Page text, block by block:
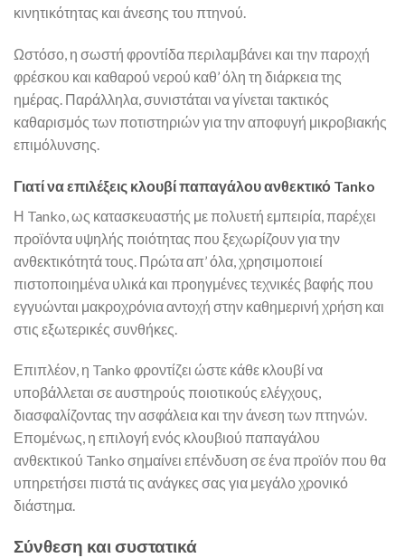
κινητικότητας και άνεσης του πτηνού.
Ωστόσο, η σωστή φροντίδα περιλαμβάνει και την παροχή
φρέσκου και καθαρού νερού καθ’ όλη τη διάρκεια της
ημέρας. Παράλληλα, συνιστάται να γίνεται τακτικός
καθαρισμός των ποτιστηριών για την αποφυγή μικροβιακής
επιμόλυνσης.
Γιατί να επιλέξεις κλουβί παπαγάλου ανθεκτικό Tanko
Η Tanko, ως κατασκευαστής με πολυετή εμπειρία, παρέχει
προϊόντα υψηλής ποιότητας που ξεχωρίζουν για την
ανθεκτικότητά τους. Πρώτα απ’ όλα, χρησιμοποιεί
πιστοποιημένα υλικά και προηγμένες τεχνικές βαφής που
εγγυώνται μακροχρόνια αντοχή στην καθημερινή χρήση και
στις εξωτερικές συνθήκες.
Επιπλέον, η Tanko φροντίζει ώστε κάθε κλουβί να
υποβάλλεται σε αυστηρούς ποιοτικούς ελέγχους,
διασφαλίζοντας την ασφάλεια και την άνεση των πτηνών.
Επομένως, η επιλογή ενός κλουβιού παπαγάλου
ανθεκτικού Tanko σημαίνει επένδυση σε ένα προϊόν που θα
υπηρετήσει πιστά τις ανάγκες σας για μεγάλο χρονικό
διάστημα.
Σύνθεση και συστατικά